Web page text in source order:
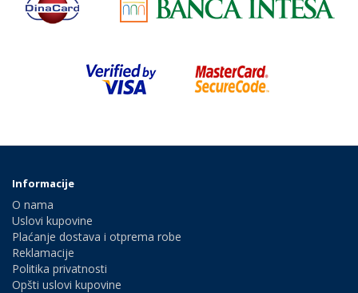
Informacije
O nama
Uslovi kupovine
Plaćanje dostava i otprema robe
Reklamacije
Politika privatnosti
Opšti uslovi kupovine